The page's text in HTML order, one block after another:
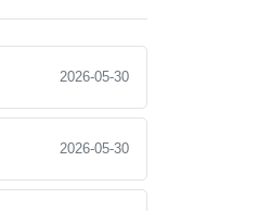
2026-05-30
2026-05-30